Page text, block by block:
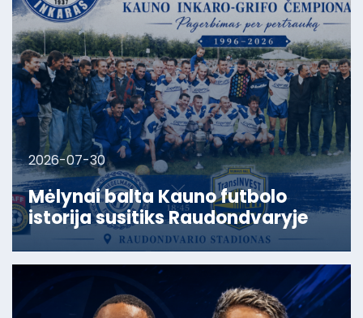
2026-07-30
Mėlynai balta Kauno futbolo
istorija susitiks Raudondvaryje